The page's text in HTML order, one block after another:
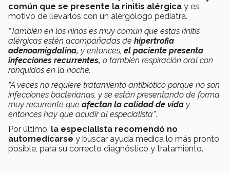
común que se presente la rinitis alérgica y es
motivo de llevarlos con un alergólogo pediatra.
“También en los niños es muy común que estas rinitis
alérgicas estén acompañadas de hipertrofia
adenoamigdalina, y entonces, el paciente presenta
infecciones recurrentes, o también respiración oral con
ronquidos en la noche.
“A veces no requiere tratamiento antibiótico porque no son
infecciones bacterianas, y se están presentando de forma
muy recurrente que afectan la calidad de vida y
entonces hay que acudir al especialista”.
Por último, la especialista recomendó no
automedicarse y buscar ayuda médica lo más pronto
posible, para su correcto diagnóstico y tratamiento.